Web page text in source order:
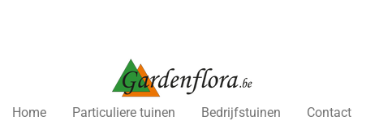
Home
Particuliere tuinen Bedrijfstuinen Contact